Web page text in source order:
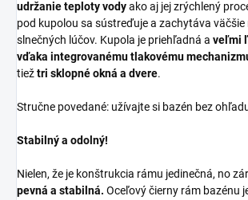
udržanie teploty vodyako aj jej zrýchlený
pod kupolou sa sústreďuje a zachytáva
slnečných lúčov. Kupola je priehľadná a veľmi
vďaka integrovanému tlakovému
tiežtri sklopné okná a dvere.
Stručne povedané: užívajte si bazén bez
Stabilný a odolný!
Nielen, že je konštrukcia rámu jedinečná, no
pevná a stabilná. Oceľový čierny rám bazénu